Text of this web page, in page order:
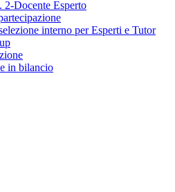
2-Docente Esperto
interno per Esperti e Tutor
in bilancio